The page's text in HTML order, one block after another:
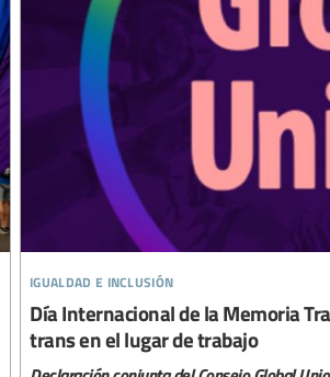
igualdad e inclusión
Día Internacional de la Memoria
trans en el lugar de trabajo